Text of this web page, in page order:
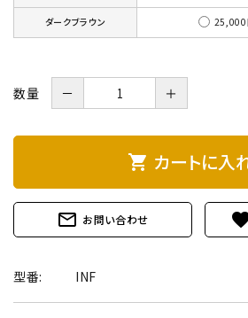
ダークブラウン
数量 － ＋
shopping_cart カートに入
mail_outline お問い合わせ
型番: INF